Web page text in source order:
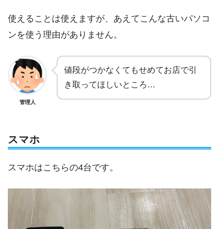
使えることは使えますが、あえてこんな古いパソコ
ンを使う理由がありません。
管理人
値段がつかなくてもせめてお店で引
き取ってほしいところ…
スマホ
スマホはこちらの4台です。